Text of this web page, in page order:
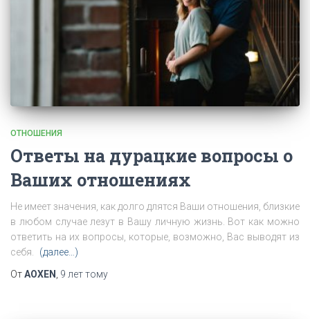
ОТНОШЕНИЯ
Ответы на дурацкие вопросы о
Ваших отношениях
Не имеет значения, как долго длятся Ваши отношения, близкие
в любом случае лезут в Вашу личную жизнь. Вот как можно
ответить на их вопросы, которые, возможно, Вас выводят из
себя.
(далее…)
ОтAOXEN 9 леттому